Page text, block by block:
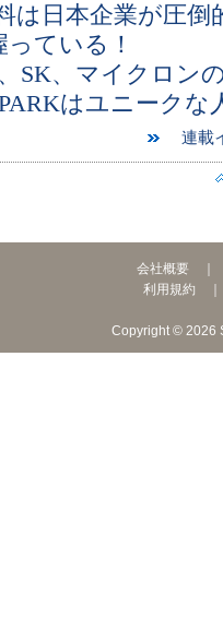
日本企業が圧倒
ている！
SK、マイクロン
はユニークな
連載
会社概要
利用規約
Copyright © 2026